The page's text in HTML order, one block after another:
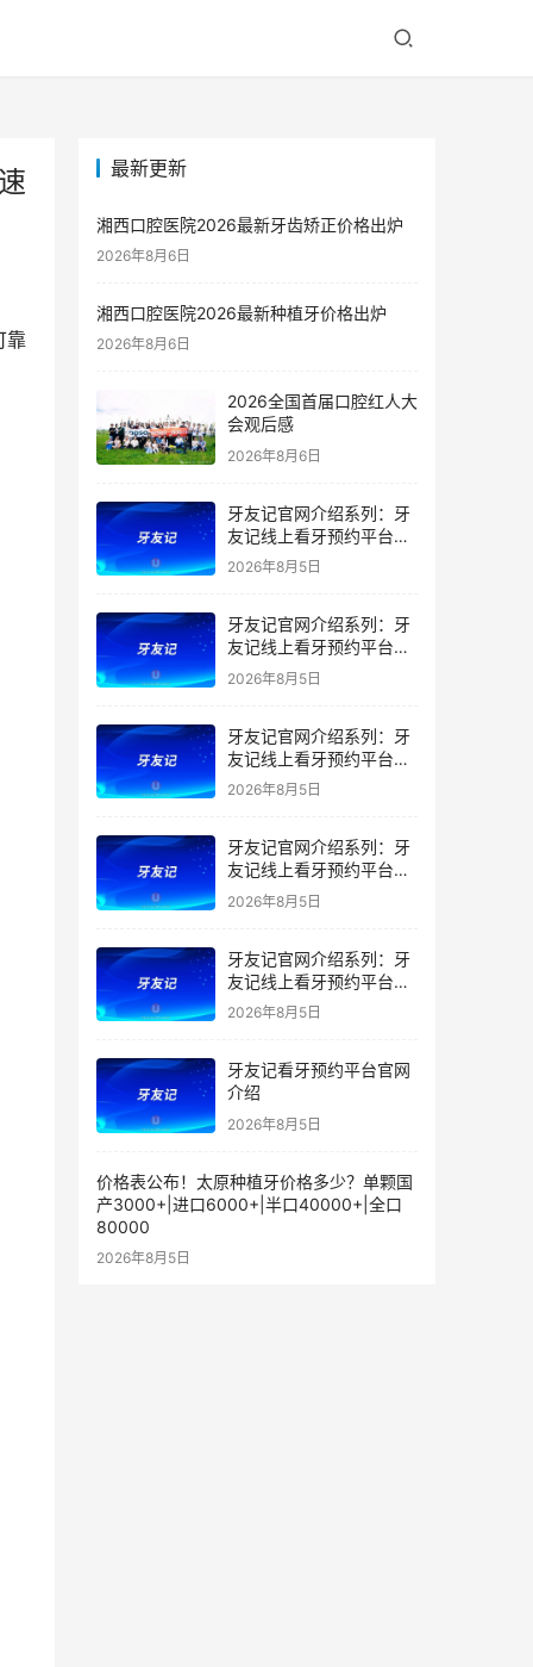
靠
最新更新
湘西口腔医院2026最新牙齿矫正价格出炉
2026年8月6日
湘西口腔医院2026最新种植牙价格出炉
2026年8月6日
2026全国首届口腔红人大
会观后感
2026年8月6日
牙友记官网介绍系列：牙
友记线上看牙预约平台是
干什么的？靠谱吗？
2026年8月5日
牙友记官网介绍系列：牙
友记线上看牙预约平台让
看牙不再靠运气
2026年8月5日
牙友记官网介绍系列：牙
友记线上看牙预约平台打
破口腔行业专业壁垒新手
2026年8月5日
牙友记官网介绍系列：牙
友记线上看牙预约平台落
地同城就诊经验打破未知
2026年8月5日
牙友记官网介绍系列：牙
友记线上看牙预约平台的
优势在哪里？
2026年8月5日
牙友记看牙预约平台官网
介绍
2026年8月5日
价格表公布！太原种植牙价格多少？单颗国
产3000+|进口6000+|半口40000+|全口
80000
2026年8月5日